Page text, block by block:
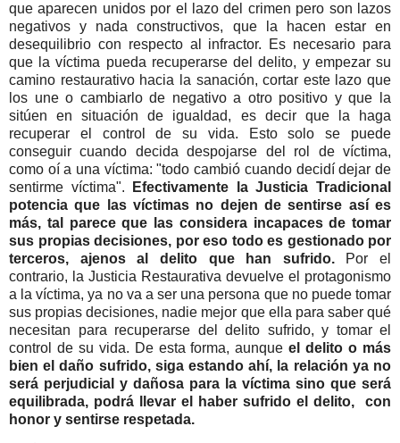
que aparecen unidos por el lazo del crimen pero son lazos
negativos y nada constructivos, que la hacen estar en
desequilibrio con respecto al infractor. Es necesario para
que la víctima pueda recuperarse del delito, y empezar su
camino restaurativo hacia la sanación, cortar este lazo que
los une o cambiarlo de negativo a otro positivo y que la
sitúen en situación de igualdad, es decir que la haga
recuperar el control de su vida. Esto solo se puede
conseguir cuando decida despojarse del rol de víctima,
como oí a una víctima: "todo cambió cuando decidí dejar de
sentirme víctima".
Efectivamente la Justicia Tradicional
potencia que las víctimas no dejen de sentirse así es
más, tal parece que las considera incapaces de tomar
sus propias decisiones, por eso todo es gestionado por
terceros, ajenos al delito que han sufrido.Por el
contrario, la Justicia Restaurativa devuelve el protagonismo
a la víctima, ya no va a ser una persona que no puede tomar
sus propias decisiones, nadie mejor que ella para saber qué
necesitan para recuperarse del delito sufrido, y tomar el
control de su vida. De esta forma, aunqueel delito o más
bien el daño sufrido, siga estando ahí, la relación ya no
será perjudicial y dañosa para la víctima sino que será
equilibrada, podrá llevar el haber sufrido el delito, con
honor y sentirse respetada.